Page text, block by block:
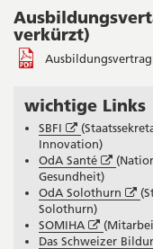
verkürzt)
Seitenleiste
wichtige Links
SBFI
Öffnet
in
neuem
Fenster
Innovation)
OdA Santé
Öffnet
neuem
Gesundheit)
OdA Solothurn
Solothurn)
SOMIHA
Öffnet
in
Das Schweizer